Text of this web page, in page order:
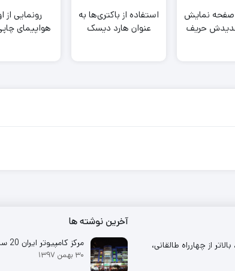
صفحه نمایش
حریف
استفاده از باکتری‌ها به
عنوان هارد دیسک
رونمایی از
هواپیمای
از چهارراه طالقانی،
آخرین نوشته ها
مرکز کامپیوتر ایران 20 ساله شد
۳۰ بهمن ۱۳۹۷